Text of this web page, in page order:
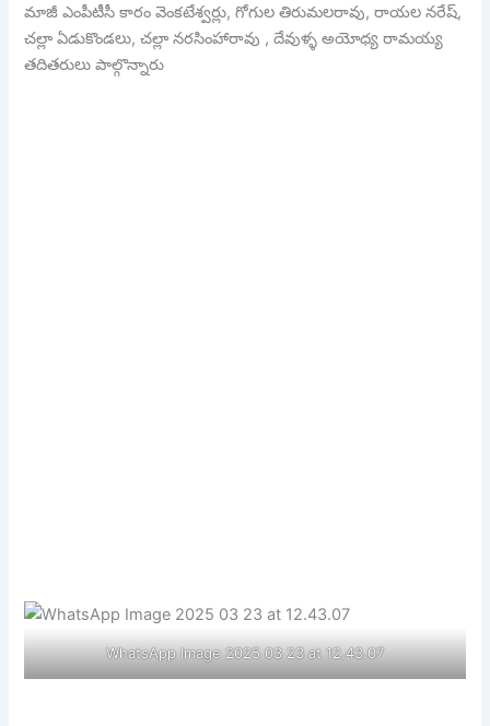
మాజీ ఎంపీటీసీ కారం వెంకటేశ్వర్లు, గోగుల తిరుమలరావు, రాయల నరేష్,
చల్లా ఏడుకొండలు, చల్లా నరసింహారావు , దేవుళ్ళ అయోధ్య రామయ్య
తదితరులు పాల్గొన్నారు
WhatsApp Image 2025 03 23 at 12.43.07